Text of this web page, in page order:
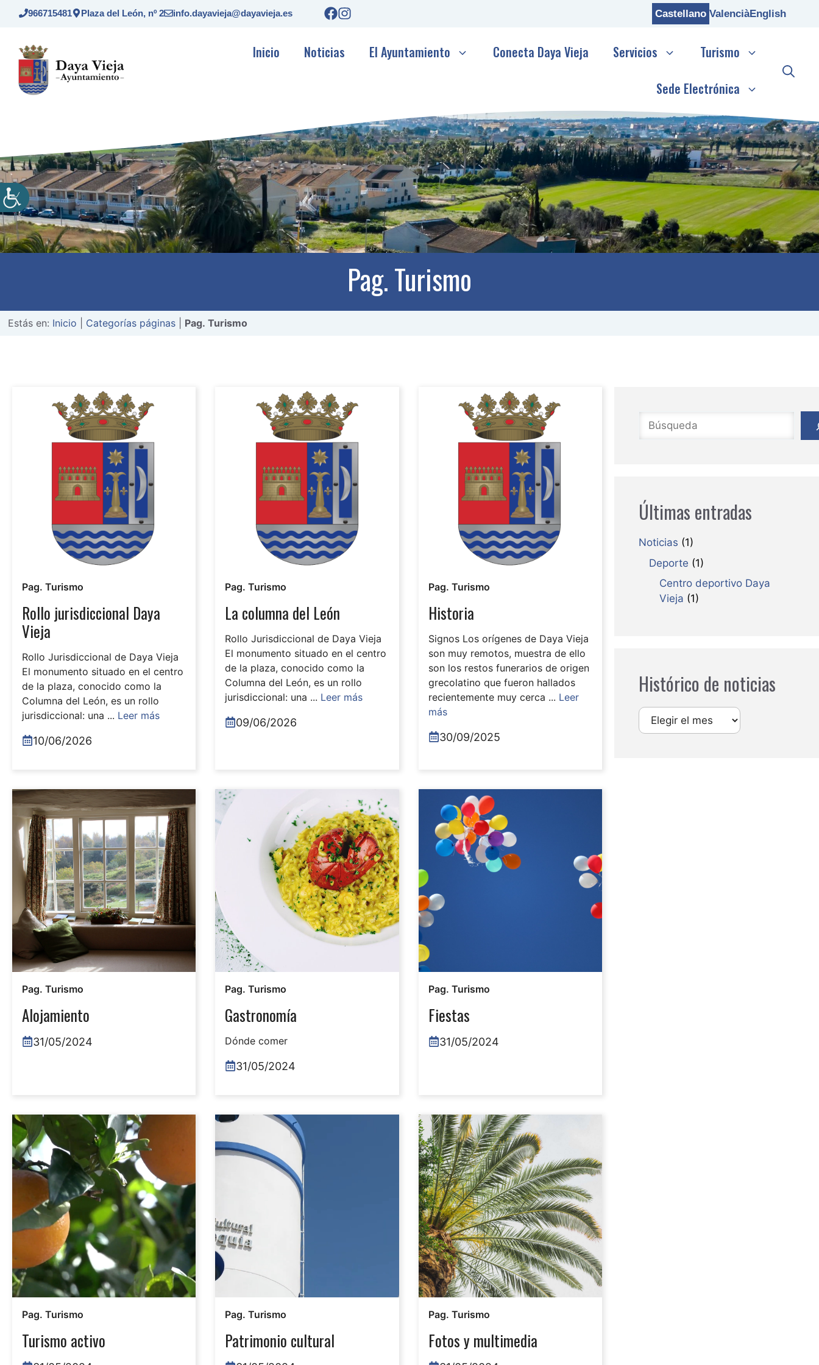
Saltar
966715481 Plaza del León, nº 2 info.dayavieja@dayavieja.es Castellano ValenciàEnglish
Inicio Noticias El Ayuntamiento Conecta Daya Vieja Servicios
Turismo
Sede Electrónica
Pag. Turismo
Estás en: Inicio Categorías páginas Pag. Turismo
Pag. Turismo
Rollo jurisdiccional Daya
Vieja
Rollo Jurisdiccional de Daya Vieja
El monumento situado en el centro
de la plaza, conocido como la
Columna del León, es un rollo
jurisdiccional: una ... Leer más
10/06/2026
Pag. Turismo
La columna del León
Rollo Jurisdiccional de Daya Vieja
El monumento situado en el centro
de la plaza, conocido como la
Columna del León, es un rollo
jurisdiccional: una ... Leer más
09/06/2026
Pag. Turismo
Historia
Signos Los orígenes de Daya Vieja
son muy remotos, muestra de ello
son los restos funerarios de origen
grecolatino que fueron hallados
recientemente muy cerca ... Leer
más
30/09/2025
Pag. Turismo
Alojamiento
31/05/2024
Pag. Turismo
Gastronomía
Dónde comer
31/05/2024
Pag. Turismo
Fiestas
31/05/2024
Pag. Turismo
Turismo activo
Pag. Turismo
Patrimonio cultural
Pag. Turismo
Fotos y multimedia
Buscar
Últimas entradas
Noticias (1)
Deporte (1)
Centro deportivo Daya
Vieja (1)
Histórico de noticias
Archivos